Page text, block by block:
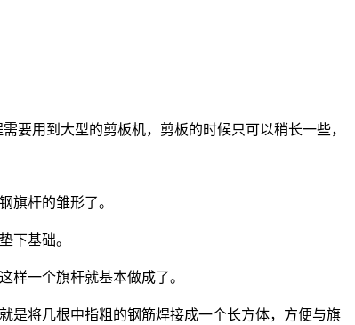
要用到大型的剪板机，剪板的时候只可以稍长一些，
旗杆的雏形了。
下基础。
样一个旗杆就基本做成了。
是将几根中指粗的钢筋焊接成一个长方体，方便与旗